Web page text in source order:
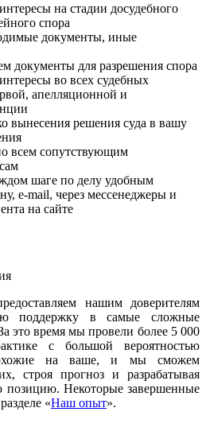
на стадии досудебного
спора
документы, иные
документы для разрешения спора
во всех судебных
апелляционной и
вынесения решения суда в вашу
всем сопутствующим
шаге по делу удобным
e-mail, через мессенеджеры и
на сайте
нашим доверителям
поддержку в самые сложные
это время мы провели более 5 000
с большой вероятностью
на ваше, и мы сможем
строя прогноз и разрабатывая
Некоторые завершенные
«Наш опыт».